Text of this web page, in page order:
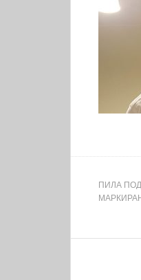
ПИЛА